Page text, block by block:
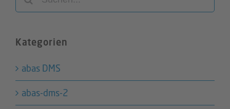
nach:
Kategorien
abas DMS
abas-dms-2